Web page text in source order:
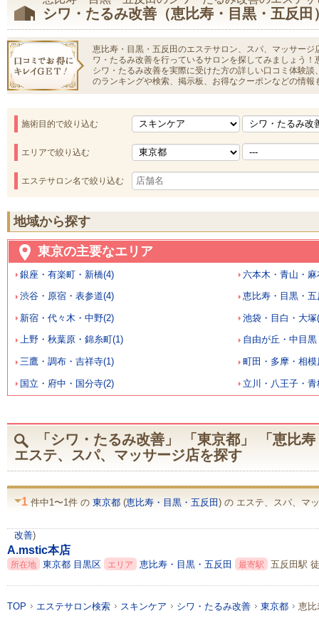
シワ・たるみ改善（恵比寿・目黒・五反田
恵比寿・目黒・五反田のエステサロン、スパ、マッサー
ワ・たるみ改善を行っているサロンを探してみましょう
シワ・たるみ改善を実際に受けた方の詳しい口コミ体験
のランキングや検索、掲示板、お得なクーポンなどの情報
施術目的で絞り込む
エリアで絞り込む
エステサロン名で絞り込む
地域から探す
東京の主要なエリア
銀座・有楽町・新橋(4) 六本木・青山・
渋谷・原宿・表参道(4) 恵比寿・目黒・五
新宿・代々木・中野(2) 池袋・目白・大塚
上野・秋葉原・錦糸町(1) 自由が丘・中目
三鷹・調布・吉祥寺(1) 町田・多摩・相模
国立・府中・国分寺(2) 立川・八王子・青
「シワ・たるみ改善」 「東京都」 「恵比
エステ、スパ、マッサージ店を探す
1 件中1〜1件 の 東京都 (恵比寿・目黒・五反田 ) の エステ、スパ、マ
改善)
A.mstic本店
所在地 東京都 目黒区 エリア 恵比寿・目黒・五反田 最寄駅 五反田駅
TOP エステサロン検索 スキンケア シワ・たるみ改善 東京都 恵比